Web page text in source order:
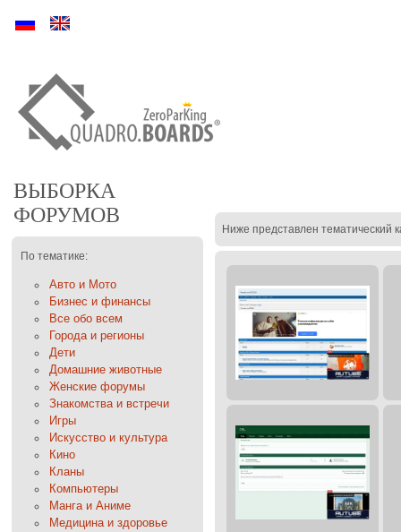
Ру En
ВЫБОРКА
ФОРУМОВ
По тематике:
Авто и Мото
Бизнес и финансы
Все обо всем
Города и регионы
Дети
Домашние животные
Женские форумы
Знакомства и встречи
Игры
Искусство и культура
Кино
Кланы
Компьютеры
Манга и Аниме
Медицина и здоровье
Ниже представлен тематический